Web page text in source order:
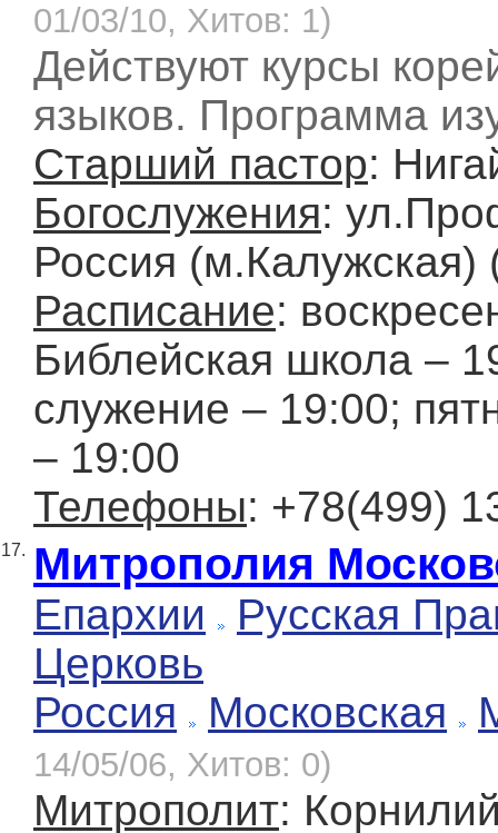
01/03/10, Хитов: 1)
Действуют курсы
языков. Программа
Старший пастор:
Богослужения:
Россия (м.Калужская)
Расписание:
Библейская школа –
служение – 19:00;
– 19:00
Телефоны: +78(499)
17. Митрополия
Епархии
Русская
Церковь
Россия
Московская
14/05/06, Хитов: 0)
Митрополит: